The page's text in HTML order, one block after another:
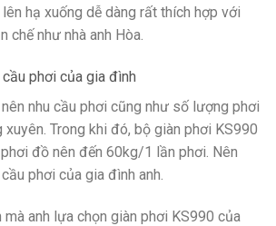
hạ xuống dễ dàng rất thích hợp với
chế như nhà anh Hòa.
phơi của gia đình
nhu cầu phơi cũng như số lượng phơi
xuyên. Trong khi đó, bộ giàn phơi KS990
đồ nên đến 60kg/1 lần phơi. Nên
phơi của gia đình anh.
anh lựa chọn giàn phơi KS990 của